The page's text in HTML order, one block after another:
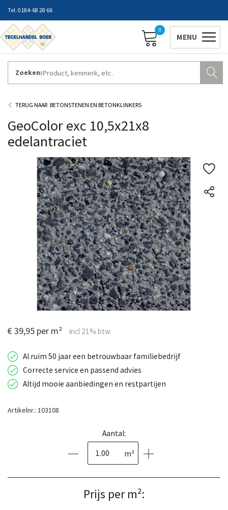
0184-68 28 66
0
Zoeken:
ZAKELIJK INLOGGEN
BETONSTENEN EN BETONKLINKERS
GeoColor exc 10,5x21x8
edelantraciet
€ 39,95 per m²
Al ruim 50 jaar een betrouwbaar familiebedrijf
Correcte service en passend advies
Altijd mooie aanbiedingen en restpartijen
Artikelnr.: 103108
Aantal:
m²
Prijs per m²: